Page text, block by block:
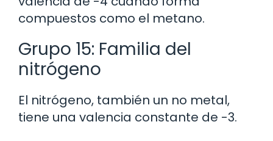
compuestos como el metano.
Grupo 15: Familia del
nitrógeno
El nitrógeno, también un no metal,
tiene una valencia constante de -3.